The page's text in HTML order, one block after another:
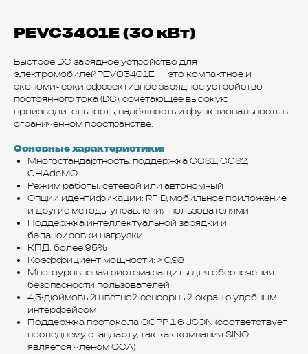
PEVC3401E (30 кВт)
Быстрое DC зарядное устройство для
электромобилейPEVC3401E — это компактное и
экономически эффективное зарядное устройство
постоянного тока (DC), сочетающее высокую
производительность, надёжность и функциональность в
ограниченном пространстве.
Основные характеристики:
Многостандартность: поддержка CCS1, CCS2,
CHAdeMO
Режим работы: сетевой или автономный
Опции идентификации: RFID, мобильное приложение
и другие методы управления пользователями
Поддержка интеллектуальной зарядки и
балансировки нагрузки
КПД: более 95%
Коэффициент мощности: ≥ 0,98
Многоуровневая система защиты для обеспечения
безопасности пользователей
4,3-дюймовый цветной сенсорный экран с удобным
интерфейсом
Поддержка протокола OCPP 1.6 JSON (соответствует
последнему стандарту, так как компания SINO
является членом OCA)